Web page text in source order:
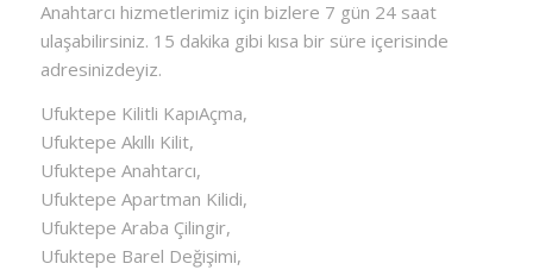
Anahtarcı hizmetlerimiz için bizlere 7 gün 24 saat
ulaşabilirsiniz. 15 dakika gibi kısa bir süre içerisinde
adresinizdeyiz.
Ufuktepe Kilitli KapıAçma,
Ufuktepe Akıllı Kilit,
Ufuktepe Anahtarcı,
Ufuktepe Apartman Kilidi,
Ufuktepe Araba Çilingir,
Ufuktepe Barel Değişimi,